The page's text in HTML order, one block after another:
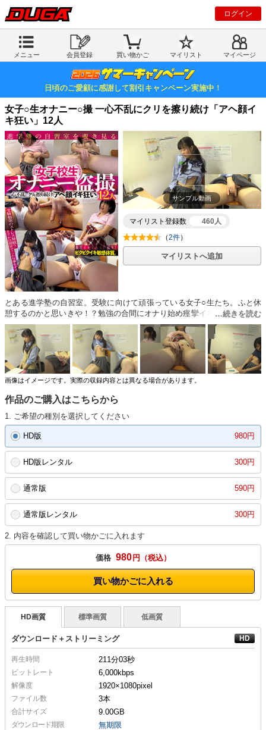
ログイン
メニュー 会員登録 買い物かご マイリスト マイページ
日頃のご愛顧に感謝して割引キャンペーン実施中！
女子○生オナニー○撮 一心不乱にクリを擦り続け「アヘ顔イ
キ狂い」12人
サンプル動画
マイリスト登録数
460人
（2件）
マイリストへ追加
とある進学塾の自習室。受験に向けて頑張っている女子○生たち。ふと休
憩するのかと思いきや！？勉強の合間にオナり始め痙攣イキする12人の女
子○生たち！受験勉強のストレス発散？まさか自習室でこんな事をすると
は…。性的な欲求が恥ずかしい女子○生は無言イキでビクビクイキッ！挙
句お漏らしする女子○生まで…。
画像はイメージです。実際の収録内容とは異なる場合があります。
作品のご購入はこちらから
1. ご希望の種別を選択してください
HD版 980円
HD版レンタル 300円
通常版 590円
通常版レンタル 300円
2. 内容を確認して買い物かごに入れます
価格 980 円
買い物かごに入れる
HD画質 標準画質 低画質
ダウンロード＋ストリーミング
再生時間 211分03秒
ビットレート 6,000kbps
解像度 1920×1080pixel
ファイル数 3本
合計サイズ 9.00GB
ダウンロード期限 無期限